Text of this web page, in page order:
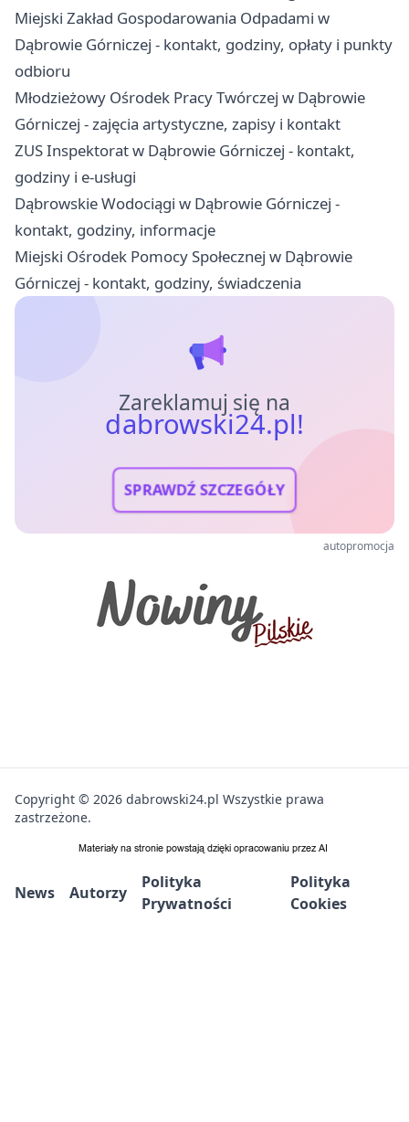
Miejski Zakład Gospodarowania Odpadami w
Dąbrowie Górniczej - kontakt, godziny, opłaty i punkty
odbioru
Młodzieżowy Ośrodek Pracy Twórczej w Dąbrowie
Górniczej - zajęcia artystyczne, zapisy i kontakt
ZUS Inspektorat w Dąbrowie Górniczej - kontakt,
godziny i e-usługi
Dąbrowskie Wodociągi w Dąbrowie Górniczej -
kontakt, godziny, informacje
Miejski Ośrodek Pomocy Społecznej w Dąbrowie
Górniczej - kontakt, godziny, świadczenia
Zareklamuj się na
dabrowski24.pl!
SPRAWDŹ SZCZEGÓŁY
autopromocja
Copyright © 2026 dabrowski24.pl Wszystkie prawa
zastrzeżone.
News Autorzy
Polityka
Prywatności
Polityka
Cookies